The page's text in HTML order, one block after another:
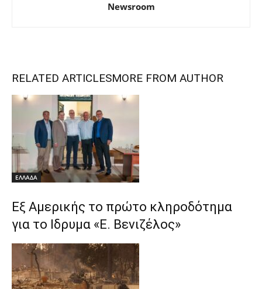
Newsroom
RELATED ARTICLESMORE FROM AUTHOR
ΕΛΛΑΔΑ
Εξ Αμερικής το πρώτο κληροδότημα
για το Ιδρυμα «Ε. Βενιζέλος»